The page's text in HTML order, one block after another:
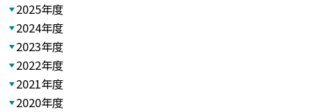
2025年度
2024年度
2023年度
2022年度
2021年度
2020年度